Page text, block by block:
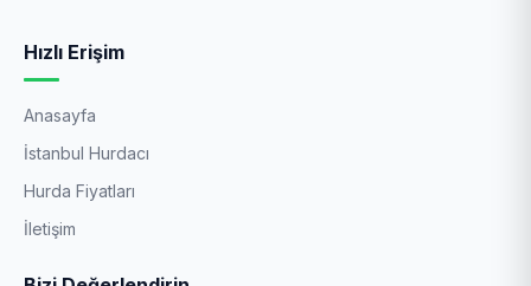
Hızlı Erişim
Anasayfa
İstanbul Hurdacı
Hurda Fiyatları
İletişim